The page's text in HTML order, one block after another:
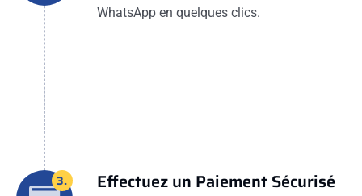
WhatsApp en quelques clics.
3. Effectuez un Paiement Sécurisé